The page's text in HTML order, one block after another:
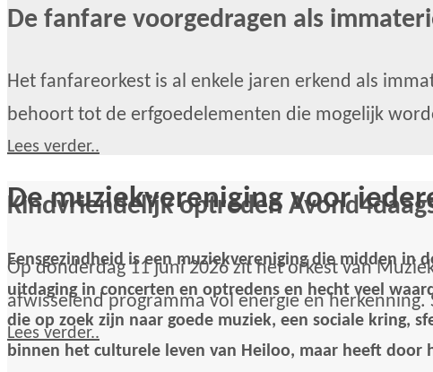
De fanfare voorgedragen als
Het fanfareorkest is al enkele jaren erkend als
behoort tot de erfgoedelementen die mogelijk
Lees verder..
Kindvriendelijk optreden
Op donderdag 11 juni 2026 zit het orkest van
afwisselend programma vol energie en herkenning.
Lees verder..
De muziekvereniging voor
Eensgezindheid is een muziekvereniging die midden
uitdaging in concerten en optredens en hecht veel
die op zoek zijn naar goede muziek, een sociale kring,
binnen het culturele leven van Heiloo, maar heeft door